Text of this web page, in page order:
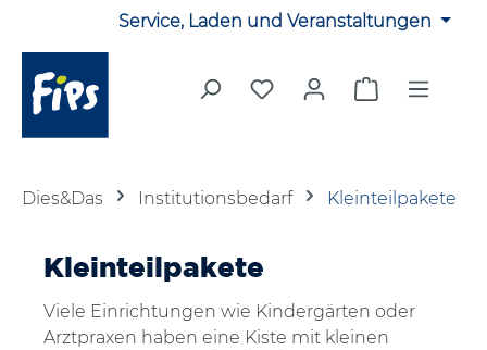
Zum Hauptinhalt springenService, Laden und Veranstaltungen
Du hast 0 Produkte auf
Warenkorb
Dies&Das Institutionsbedarf Kleinteilpakete
Kleinteilpakete
Viele Einrichtungen wie Kindergärten oder
Arztpraxen haben eine Kiste mit kleinen